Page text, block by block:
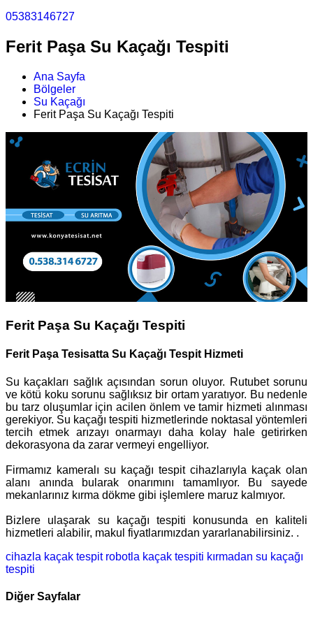
05383146727
Ferit Paşa Su Kaçağı Tespiti
Ana Sayfa
Bölgeler
Su Kaçağı
Ferit Paşa Su Kaçağı Tespiti
Ferit Paşa Su Kaçağı Tespiti
Ferit Paşa Tesisatta Su Kaçağı Tespit Hizmeti
Su kaçakları sağlık açısından sorun oluyor. Rutubet sorunu
ve kötü koku sorunu sağlıksız bir ortam yaratıyor. Bu nedenle
bu tarz oluşumlar için acilen önlem ve tamir hizmeti alınması
gerekiyor. Su kaçağı tespiti hizmetlerinde noktasal yöntemleri
tercih etmek arızayı onarmayı daha kolay hale getirirken
dekorasyona da zarar vermeyi engelliyor.
Firmamız kameralı su kaçağı tespit cihazlarıyla kaçak olan
alanı anında bularak onarımını tamamlıyor. Bu sayede
mekanlarınız kırma dökme gibi işlemlere maruz kalmıyor.
Bizlere ulaşarak su kaçağı tespiti konusunda en kaliteli
hizmetleri alabilir, makul fiyatlarımızdan yararlanabilirsiniz. .
cihazla kaçak tespitrobotla kaçak tespiti kırmadan su kaçağı
tespiti
Diğer Sayfalar